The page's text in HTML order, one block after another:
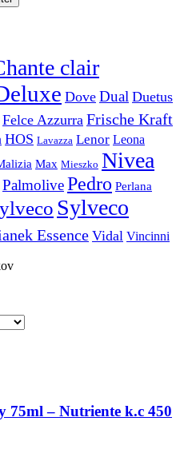
clair
Dove Dual Duetus
Felce Azzurra Frische Kraft
HOS Lavazza Lenor Leona
Max Mieszko Nivea
PalmolivePedro Perlana
Sylveco
Essence Vidal Vincinni
75ml – Nutriente k.c 450